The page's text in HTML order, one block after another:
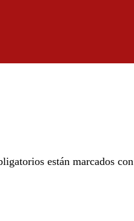
están marcados con